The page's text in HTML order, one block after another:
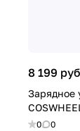
8 199 руб
Зарядное
0 0